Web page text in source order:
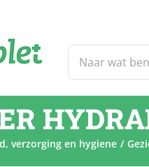
naar:
verzorging en hygiene